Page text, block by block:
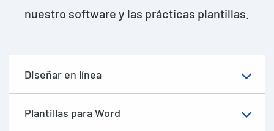
nuestro software y las prácticas plantillas.
Diseñar en línea
Plantillas para Word